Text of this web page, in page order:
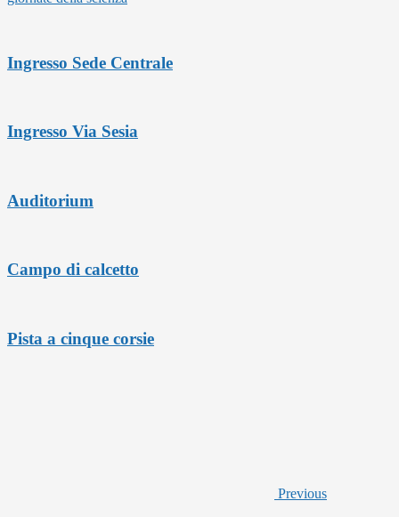
Ingresso Sede Centrale
Ingresso Via Sesia
Auditorium
Campo di calcetto
Pista a cinque corsie
Previous